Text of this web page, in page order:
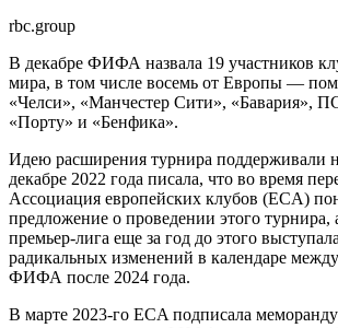
rbc.group
В декабре ФИФА назвала 19 участников
мира, в том числе восемь от Европы —
«Челси», «Манчестер Сити», «Бавария»,
«Порту» и «Бенфика».
Идею расширения турнира поддерживали
декабре 2022 года писала, что во время
Ассоциация европейских клубов (ECA)
предложение о проведении этого турнира,
премьер-лига еще за год до этого
радикальных изменений в календаре
ФИФА после 2024 года.
В марте 2023-го ECA подписала